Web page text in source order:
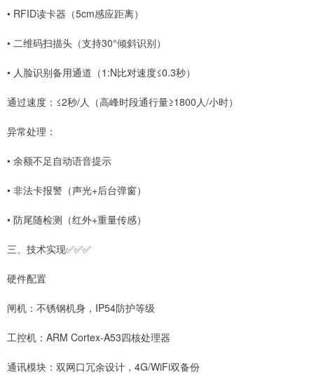
• RFID读卡器（5cm感应距离）
• 二维码扫描头（支持30°倾斜识别）
• 人脸识别备用通道（1:N比对速度≤0.3秒）
通过速度：≤2秒/人（高峰时段通行量≥1800人/小时）
异常处理：
• 余额不足自动语音提示
• 非法卡报警（声光+后台弹窗）
• 防尾随检测（红外+重量传感）
三、技术实现✅✅✅
硬件配置
闸机：不锈钢机身，IP54防护等级
工控机：ARM Cortex-A53四核处理器
通讯模块：双网口冗余设计，4G/WiFi双备份